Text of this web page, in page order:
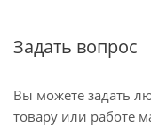
Задать вопрос
Вы можете задать
товару или работе